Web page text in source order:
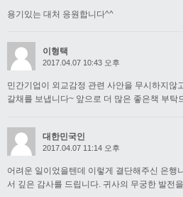
용기있는 대처 응원합니다^^
이형택
2017.04.07 10:43 오후
민간기업이 외교감정 관련 사안을 무시하지않
갈채를 보냅니다~ 앞으로 더 많은 좋은책 부탁
대한민국인
2017.04.07 11:14 오후
어려운 일이었을텐데 이렇게 결단해주신 은행
서 깊은 감사를 드립니다. 귀사의 무궁한 발전